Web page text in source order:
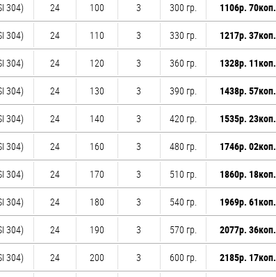
304) 24 100 3 300 гр. 1106р. 70коп.
304) 24 110 3 330 гр. 1217р. 37коп.
304) 24 120 3 360 гр. 1328р. 11коп.
304) 24 130 3 390 гр. 1438р. 57коп.
304) 24 140 3 420 гр. 1535р. 23коп.
304) 24 160 3 480 гр. 1746р. 02коп.
304) 24 170 3 510 гр. 1860р. 18коп.
304) 24 180 3 540 гр. 1969р. 61коп.
304) 24 190 3 570 гр. 2077р. 36коп.
304) 24 200 3 600 гр. 2185р. 17коп.